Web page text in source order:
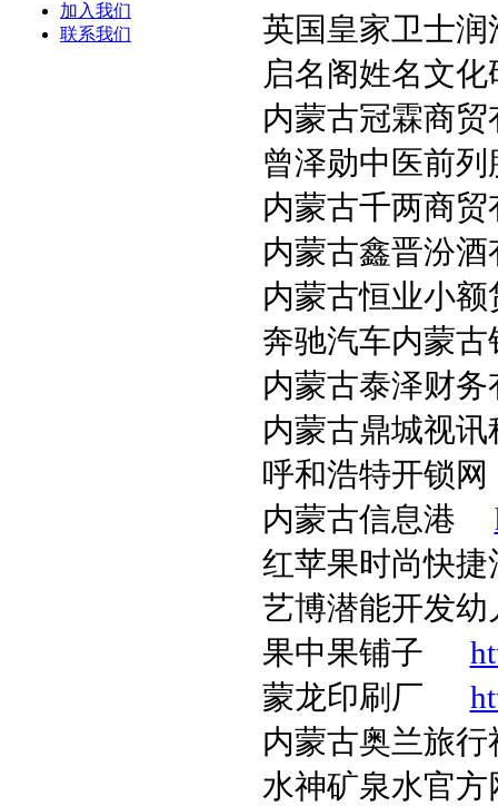
加入我们
联系我们
英国皇家卫士
启名阁姓名文
内蒙古冠霖商
曾泽勋中医前
内蒙古千两商
内蒙古鑫晋汾
内蒙古恒业小
奔驰汽车内蒙
内蒙古泰泽财
内蒙古鼎城视
呼和浩特开锁
内蒙古信息港
红苹果时尚快
艺博潜能开发
果中果铺子
蒙龙印刷厂
内蒙古奥兰旅
水神矿泉水官